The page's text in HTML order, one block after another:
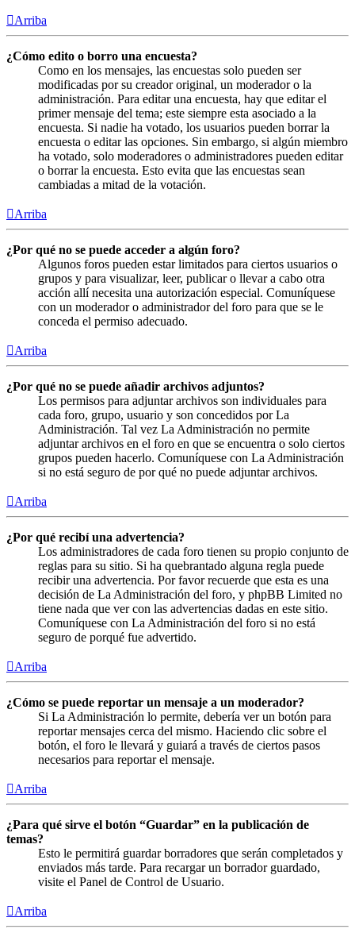
Arriba
¿Cómo edito o borro una encuesta?
Como en los mensajes, las encuestas solo pueden ser
modificadas por su creador original, un moderador o la
administración. Para editar una encuesta, hay que editar el
primer mensaje del tema; este siempre esta asociado a la
encuesta. Si nadie ha votado, los usuarios pueden borrar la
encuesta o editar las opciones. Sin embargo, si algún miembro
ha votado, solo moderadores o administradores pueden editar
o borrar la encuesta. Esto evita que las encuestas sean
cambiadas a mitad de la votación.
Arriba
¿Por qué no se puede acceder a algún foro?
Algunos foros pueden estar limitados para ciertos usuarios o
grupos y para visualizar, leer, publicar o llevar a cabo otra
acción allí necesita una autorización especial. Comuníquese
con un moderador o administrador del foro para que se le
conceda el permiso adecuado.
Arriba
¿Por qué no se puede añadir archivos adjuntos?
Los permisos para adjuntar archivos son individuales para
cada foro, grupo, usuario y son concedidos por La
Administración. Tal vez La Administración no permite
adjuntar archivos en el foro en que se encuentra o solo ciertos
grupos pueden hacerlo. Comuníquese con La Administración
si no está seguro de por qué no puede adjuntar archivos.
Arriba
¿Por qué recibí una advertencia?
Los administradores de cada foro tienen su propio conjunto de
reglas para su sitio. Si ha quebrantado alguna regla puede
recibir una advertencia. Por favor recuerde que esta es una
decisión de La Administración del foro, y phpBB Limited no
tiene nada que ver con las advertencias dadas en este sitio.
Comuníquese con La Administración del foro si no está
seguro de porqué fue advertido.
Arriba
¿Cómo se puede reportar un mensaje a un moderador?
Si La Administración lo permite, debería ver un botón para
reportar mensajes cerca del mismo. Haciendo clic sobre el
botón, el foro le llevará y guiará a través de ciertos pasos
necesarios para reportar el mensaje.
Arriba
¿Para qué sirve el botón “Guardar” en la publicación de
temas?
Esto le permitirá guardar borradores que serán completados y
enviados más tarde. Para recargar un borrador guardado,
visite el Panel de Control de Usuario.
Arriba